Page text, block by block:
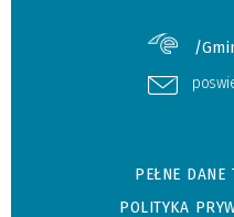
/
PEŁNE DANE
POLITYKA